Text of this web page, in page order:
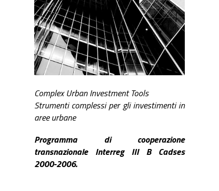
Complex Urban Investment Tools
Strumenti complessi per gli investimenti in
aree urbane
Programma di cooperazione
transnazionale Interreg III B Cadses
2000-2006.